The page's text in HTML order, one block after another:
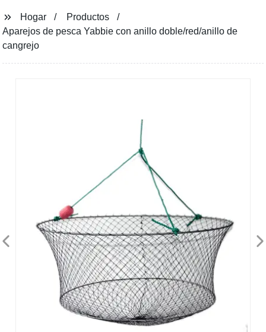
Hogar
Productos
Aparejos de pesca Yabbie con anillo doble/red/anillo de
cangrejo